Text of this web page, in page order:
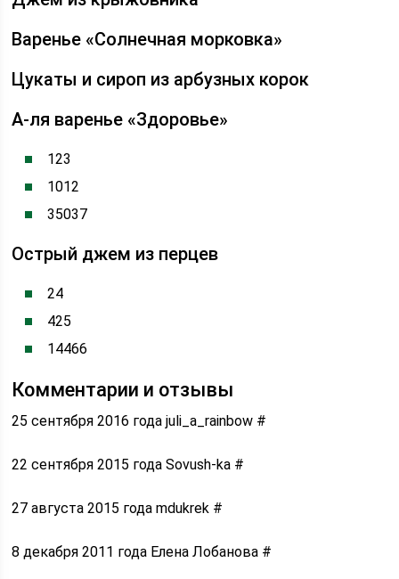
Варенье «Солнечная морковка»
Цукаты и сироп из арбузных корок
А-ля варенье «Здоровье»
123
1012
35037
Острый джем из перцев
24
425
14466
Комментарии и отзывы
25 сентября 2016 года juli_a_rainbow #
22 сентября 2015 года Sovush-ka #
27 августа 2015 года mdukrek #
8 декабря 2011 года Елена Лобанова #